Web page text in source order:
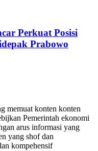
Perkuat Posisi
Prabowo
memuat konten konten
Pemerintah ekonomi
arus informasi yang
yang shof dan
kompehensif